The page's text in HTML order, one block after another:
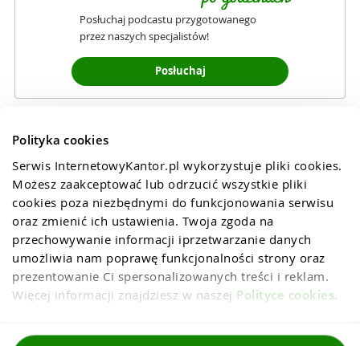
Polityka cookies
Serwis InternetowyKantor.pl wykorzystuje pliki cookies.
Możesz zaakceptować lub odrzucić wszystkie pliki
cookies poza niezbędnymi do funkcjonowania serwisu
oraz zmienić ich ustawienia. Twoja zgoda na
przechowywanie informacji iprzetwarzanie danych
umożliwia nam poprawę funkcjonalności strony oraz
prezentowanie Ci spersonalizowanych treści i reklam.
Więcej informacji znajdziesz w naszej Polityce cookies.
Posłuchaj podcastu przygotowanego
przez naszych specjalistów!
Posłuchaj
Regulaminy